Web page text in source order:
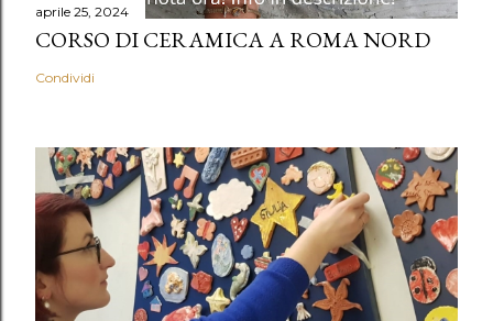
aprile 25, 2024
CORSO DI CERAMICA A ROMA NORD
Condividi